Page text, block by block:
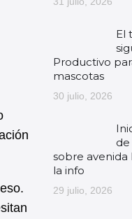
El
Productivo
mascotas
30 julio, 2026
de
sobre avenida
la info
29 julio, 2026